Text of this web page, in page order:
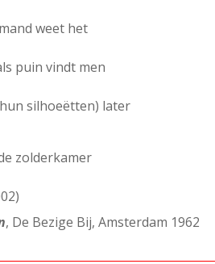
weet het
puin vindt men
silhoeëtten) later
zolderkamer
, De Bezige Bij, Amsterdam 1962